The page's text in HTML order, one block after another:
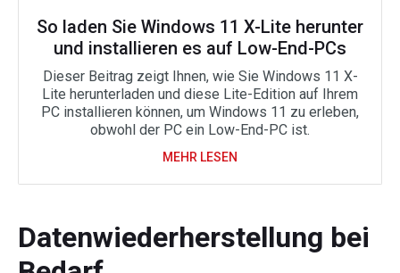
So laden Sie Windows 11 X-Lite herunter
und installieren es auf Low-End-PCs
Dieser Beitrag zeigt Ihnen, wie Sie Windows 11 X-
Lite herunterladen und diese Lite-Edition auf Ihrem
PC installieren können, um Windows 11 zu erleben,
obwohl der PC ein Low-End-PC ist.
MEHR LESEN
Datenwiederherstellung bei